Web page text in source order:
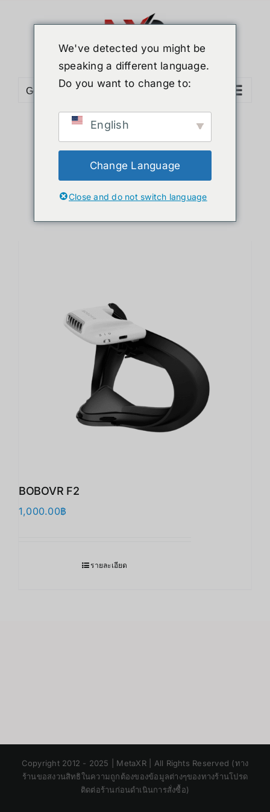
Go to...
Sort byPopularity
Show12 Products
BOBOVR F2
1,000.00฿
รายละเอียด
Copyright 2012 - 2025 | MetaXR | All Rights Reserved (ทาง
ร้านขอสงวนสิทธิในความถูกต้องของข้อมูลต่างๆของทางร้านโปรด
ติดต่อร้านก่อนดำเนินการสั่งซื้อ)
We've detected you might be
speaking a different language.
Do you want to change to:
English
Change Language
Close and do not switch language
Chinese